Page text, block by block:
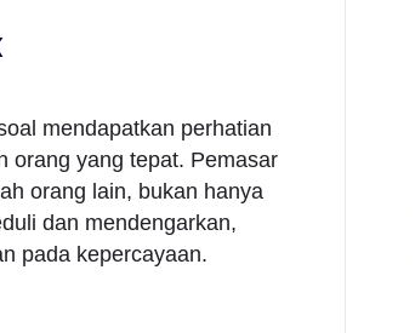
mendapatkan perhatian
orang yang tepat. Pemasar
orang lain, bukan hanya
dan mendengarkan,
pada kepercayaan.